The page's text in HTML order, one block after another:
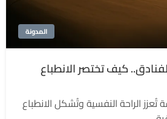
المدونة
كيف تختصر الانطباع
تُعزز الراحة النفسية وتُشكل الانطباع